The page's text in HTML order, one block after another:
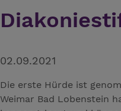
02.09.2021
Die erste Hürde ist
Weimar Bad Lobenstein